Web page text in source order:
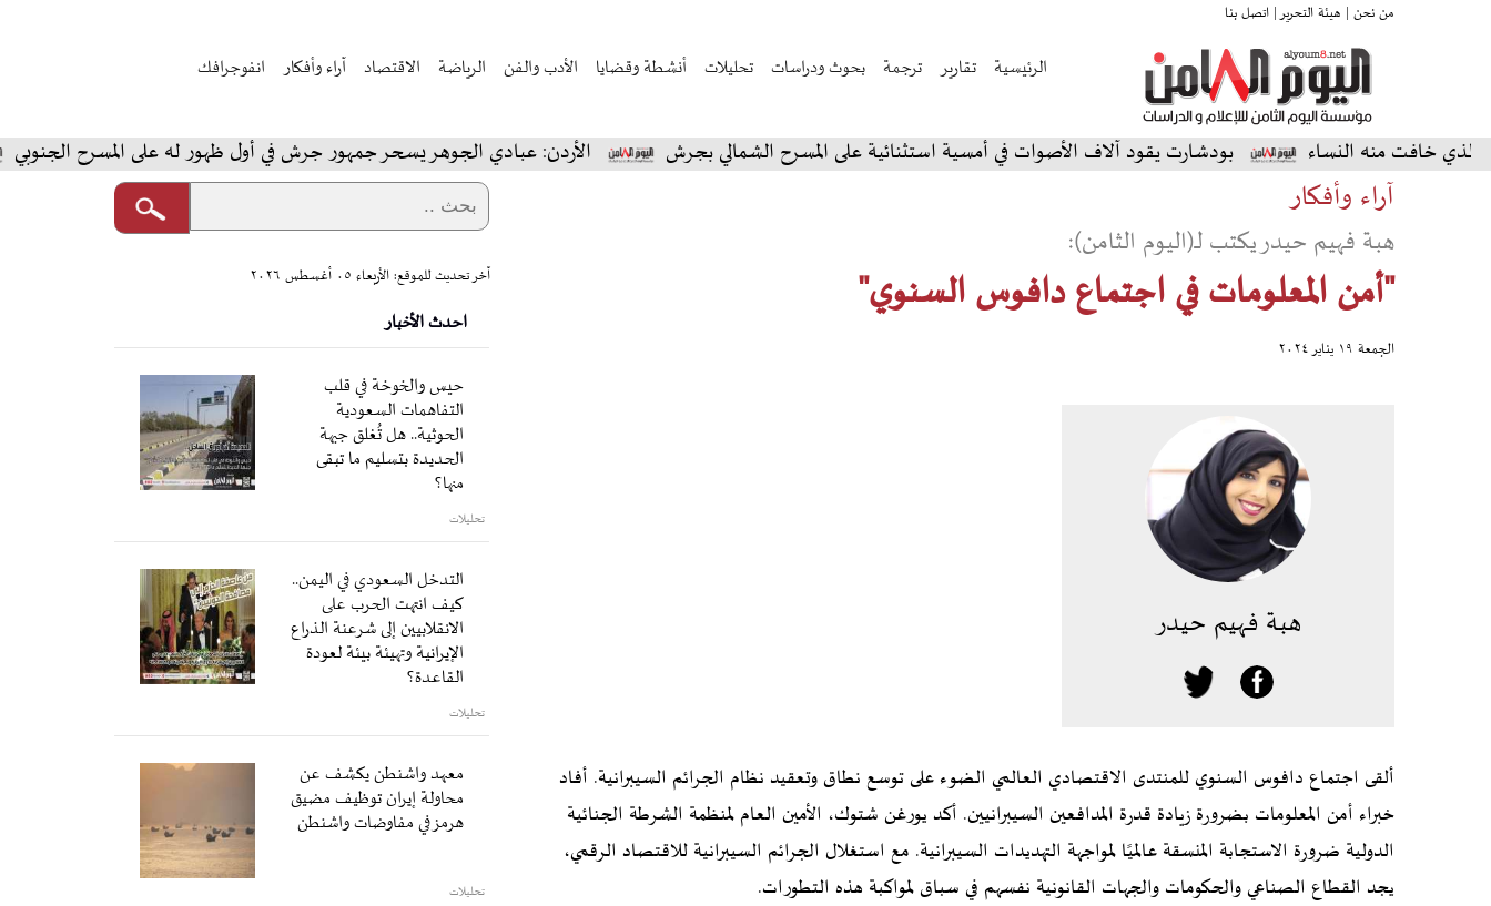
من نحن | هيئة التحرير | اتصل بنا
الرئيسية تقارير ترجمة بحوث ودراسات تحليلات أنشطة وقضايا الأدب والفن الرياضة الاقتصاد آراء وأفكار انفوجرافك
منه النساء بودشارت يقود آلاف الأصوات في أمسية استثنائية على المسرح الشمالي بجرش الأردن: عبادي الجوهر يسحر جمهور جرش في أول ظهور له على المسرح الجنوبي
آراء وأفكار
هبة فهيم حيدر يكتب لـ(اليوم الثامن):
"أمن المعلومات في اجتماع دافوس السنوي"
الجمعة ١٩ يناير ٢٠٢٤
هبة فهيم حيدر
ألقى اجتماع دافوس السنوي للمنتدى الاقتصادي العالمي الضوء على توسع نطاق وتعقيد نظام الجرائم السيبرانية. أفاد
خبراء أمن المعلومات بضرورة زيادة قدرة المدافعين السيبرانيين. أكد يورغن شتوك، الأمين العام لمنظمة الشرطة الجنائية
الدولية ضرورة الاستجابة المنسقة عالميًا لمواجهة التهديدات السيبرانية. مع استغلال الجرائم السيبرانية للاقتصاد الرقمي،
يجد القطاع الصناعي والحكومات والجهات القانونية نفسهم في سباق لمواكبة هذه التطورات.
آخر تحديث للموقع: الأربعاء ٠٥ أغسطس ٢٠٢٦
احدث الأخبار
حيس والخوخة في قلب
التفاهمات السعودية
الحوثية.. هل تُغلق جبهة
الحديدة بتسليم ما تبقى
منها؟
تحليلات
التدخل السعودي في اليمن..
كيف انتهت الحرب على
الانقلابيين إلى شرعنة الذراع
الإيرانية وتهيئة بيئة لعودة
القاعدة؟
تحليلات
معهد واشنطن يكشف عن
محاولة إيران توظيف مضيق
هرمز في مفاوضات واشنطن
تحليلات